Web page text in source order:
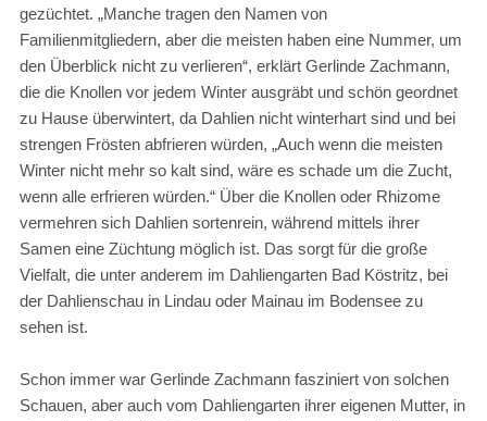
gezüchtet. „Manche tragen den Namen von
Familienmitgliedern, aber die meisten haben eine Nummer, um
den Überblick nicht zu verlieren“, erklärt Gerlinde Zachmann,
die die Knollen vor jedem Winter ausgräbt und schön geordnet
zu Hause überwintert, da Dahlien nicht winterhart sind und bei
strengen Frösten abfrieren würden, „Auch wenn die meisten
Winter nicht mehr so kalt sind, wäre es schade um die Zucht,
wenn alle erfrieren würden.“ Über die Knollen oder Rhizome
vermehren sich Dahlien sortenrein, während mittels ihrer
Samen eine Züchtung möglich ist. Das sorgt für die große
Vielfalt, die unter anderem im Dahliengarten Bad Köstritz, bei
der Dahlienschau in Lindau oder Mainau im Bodensee zu
sehen ist.
Schon immer war Gerlinde Zachmann fasziniert von solchen
Schauen, aber auch vom Dahliengarten ihrer eigenen Mutter, in